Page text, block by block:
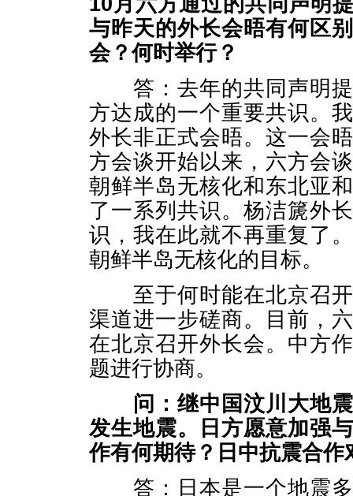
与昨天的外长会晤有何区
会？何时举行？
答：去年的共同声明提
方达成的一个重要共识。
外长非正式会晤。这一会
方会谈开始以来，六方会
朝鲜半岛无核化和东北亚
了一系列共识。杨洁篪外
识，我在此就不再重复了
朝鲜半岛无核化的目标。
至于何时能在北京召开
渠道进一步磋商。目前，
在北京召开外长会。中方
题进行协商。
问：继中国汶川大地
发生地震。日方愿意加强
作有何期待？日中抗震合
答：日本是一个地震多